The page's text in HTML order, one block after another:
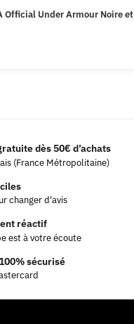
Official Under Armour Noire et
dès 50€ d’achats
(France Métropolitaine)
changer d'avis
réactif
est à votre écoute
sécurisé